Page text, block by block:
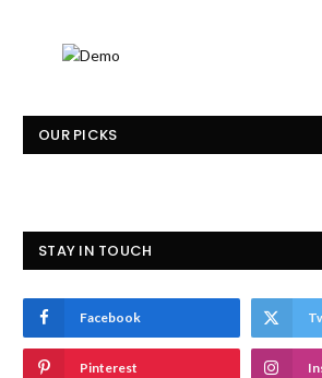
OUR PICKS
STAY IN TOUCH
Facebook
Pinterest